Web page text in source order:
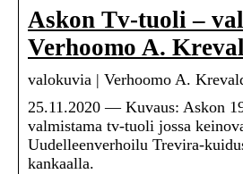
Askon Tv-tuoli –
Verhoomo A.
valokuvia | Verhoomo A.
25.11.2020 — Kuvaus: Askon
valmistama tv-tuoli jossa
Uudelleenverhoilu Trevira-
kankaalla.